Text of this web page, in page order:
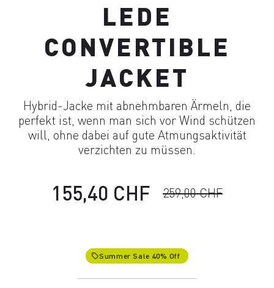
LEDE
CONVERTIBLE
JACKET
Hybrid-Jacke mit abnehmbaren Ärmeln, die
perfekt ist, wenn man sich vor Wind schützen
will, ohne dabei auf gute Atmungsaktivität
verzichten zu müssen.
155,40 CHF 259,00 CHF
local_offerSummer Sale 40% Off